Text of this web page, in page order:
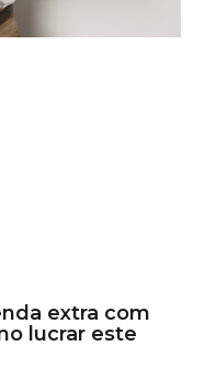
extra com
lucrar este